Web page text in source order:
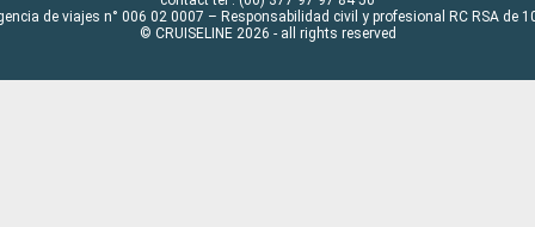
de viajes n° 006 02 0007 – Responsabilidad civil y profesional RC RSA de
© CRUISELINE 2026 - all rights reserved